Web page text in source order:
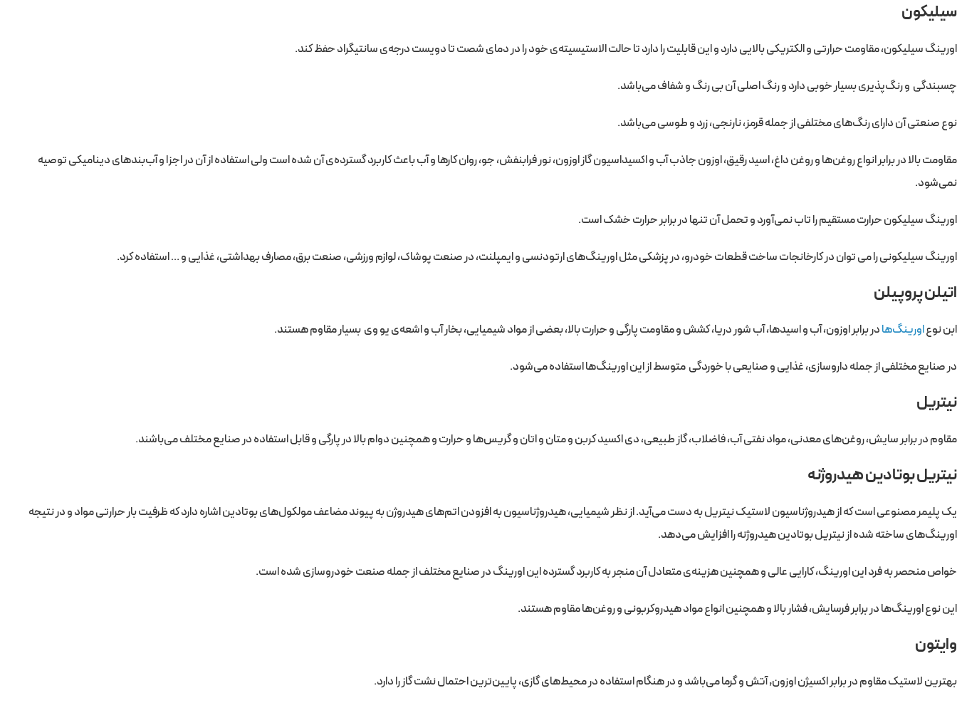
سیلیکون
اورینگ سیلیکون، مقاومت حرارتی و الکتریکی بالایی دارد و این قابلیت را دارد تا حالت الاستیسیته‌ی خود را در دمای شصت تا دویست درجه‌ی سانتیگراد حفظ کند.
چسبندگی و رنگ‌پذیری بسیار خوبی دارد و رنگ اصلی آن بی رنگ و شفاف می‌باشد.
نوع صنعتی آن دارای رنگ‌های مختلفی از جمله قرمز، نارنجی، زرد و طوسی می‌باشد.
مقاومت بالا در برابر انواع روغن‌ها و روغن داغ، اسید رقیق، اوزون جاذب آب و اکسیداسیون گاز اوزون، نور فرابنفش، جو، روان کارها و آب باعث کاربرد گسترده‌ی آن شده است ولی استفاده از آن در اجزا و آب‌بندهای دینامیکی توصیه
نمی‌شود.
اورینگ سیلیکون حرارت مستقیم را تاب نمی‌آورد و تحمل آن تنها در برابر حرارت خشک است.
اورینگ سیلیکونی را می توان در کارخانجات ساخت قطعات خودرو، در پزشکی مثل اورینگ‌های ارتودنسی و ایمپلنت، در صنعت پوشاک، لوازم ورزشی، صنعت برق، مصارف بهداشتی، غذایی و … استفاده کرد.
اتیلن پروپیلن
ابن نوعاورینگ‌هادر برابر اوزون، آب و اسیدها، آب شور دریا، کشش و مقاومت پارگی و حرارت بالا، بعضی از مواد شیمیایی، بخار آب و اشعه‌ی یو وی بسیار مقاوم هستند.
در صنایع مختلفی از جمله داروسازی، غذایی و صنایعی با خوردگی متوسط از این اورینگ‌ها استفاده می‌شود.
نیتریل
مقاوم در برابر سایش، روغن‌های معدنی، مواد نفتی آب، فاضلاب، گاز طبیعی، دی اکسید کربن و متان و اتان و گریس‌ها و حرارت و همچنین دوام بالا در پارگی و قابل استفاده در صنایع مختلف می‌باشند.
نیتریل بوتادین هیدروژنه
یک پلیمر مصنوعی است که از هیدروژناسیون لاستیک نیتریل به دست می‌آید. از نظر شیمیایی، هیدروژناسیون به افزودن اتم‌های هیدروژن به پیوند مضاعف مولکول‌های بوتادین اشاره دارد که ظرفیت بار حرارتی مواد و در نتیجه
اورینگ‌های ساخته شده از نیتریل بوتادین هیدروژنه را افزایش می‌دهد.
خواص منحصر به ‌فرد این اورینگ، کارایی عالی و همچنین هزینه‌ی متعادل آن منجر به کاربرد گسترده این اورینگ در صنایع مختلف از جمله صنعت خودروسازی شده است.
این نوع اورینگ‌ها در برابر فرسایش، فشار بالا و همچنین انواع مواد هیدروکربونی و روغن‌ها مقاوم هستند.
وایتون
بهترین لاستیک مقاوم در برابر اکسیژن اوزون, آتش و گرما می‌باشد و در هنگام استفاده در محیط‌های گازی، پایین‌ترین احتمال نشت گاز را دارد.